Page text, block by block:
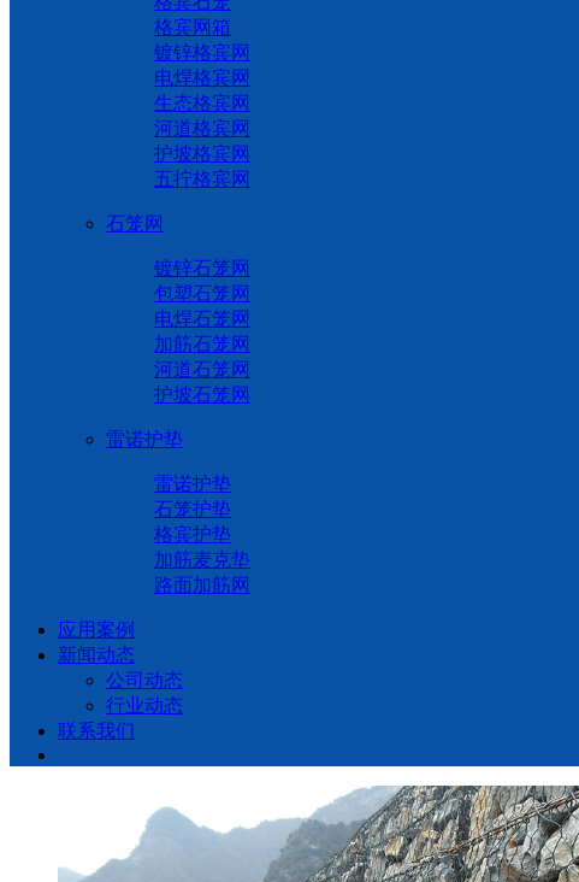
格宾网箱
镀锌格宾网
电焊格宾网
生态格宾网
河道格宾网
护坡格宾网
五拧格宾网
石笼网
镀锌石笼网
包塑石笼网
电焊石笼网
加筋石笼网
河道石笼网
护坡石笼网
雷诺护垫
雷诺护垫
石笼护垫
格宾护垫
加筋麦克垫
路面加筋网
应用案例
新闻动态
公司动态
行业动态
联系我们